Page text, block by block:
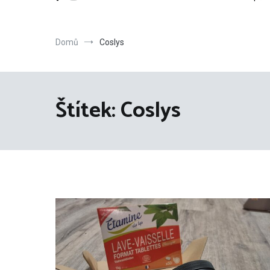
Domů Coslys
Štítek:Coslys